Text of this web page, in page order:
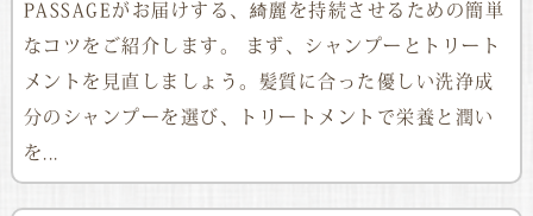
PASSAGEがお届けする、綺麗を持続させるための簡単
なコツをご紹介します。 まず、シャンプーとトリート
メントを見直しましょう。髪質に合った優しい洗浄成
分のシャンプーを選び、トリートメントで栄養と潤い
を...